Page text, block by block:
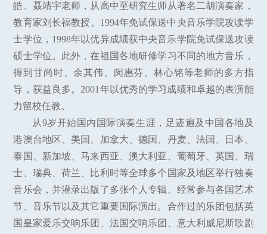
皓、聂靖宇老师，从高中至研究生师从著名二胡演奏家，
教育家刘长福教授。1994年免试保送中央音乐学院攻读学
士学位，1998年以优异成绩获中央音乐学院免试保送攻读
硕士学位。此外，在祖国各地研修学习不同的地方音乐，
得到甘尚时、余其伟、闵惠芬、林心铭等老师的多方指
导，获益良多。2001年以优秀的学习成绩和卓越的表演能
力留校任教。
从9岁开始国内国际演奏生涯，足迹遍及中国各地及
港澳台地区、美国、加拿大、德国、丹麦、法国、日本、
泰国、新加坡、马来西亚、澳大利亚、葡萄牙、英国、瑞
士、瑞典、荷兰、比利时等全球多个国家及地区举行独奏
音乐会，并灌录出版了多张个人专辑。经常参与各国艺术
节、音乐节以及其它重要国际演出。合作过的乐团包括英
国皇家爱乐交响乐团、法国交响乐团、意大利威尼斯歌剧